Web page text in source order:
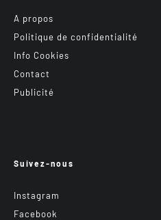
A propos
Politique de confidentialité
Info Cookies
Contact
Publicité
Suivez-nous
Instagram
Facebook